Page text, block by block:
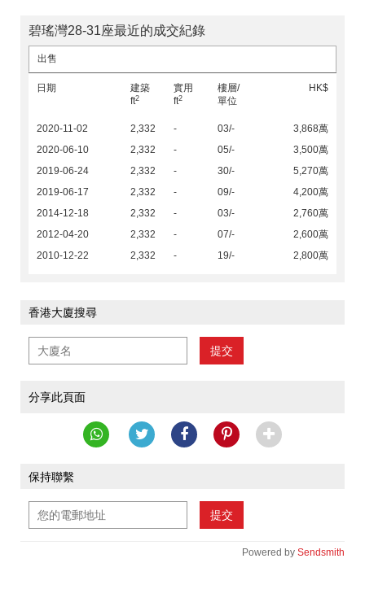
碧瑤灣28-31座最近的成交紀錄
出售
日期
建築
ft2
實用
ft2
樓層/
單位
HK$
2020-11-02 2,332 - 03/-
3,868萬
2020-06-10
2,332 - 05/-
3,500萬
2019-06-24
2,332 - 30/-
5,270萬
2019-06-17
2,332 - 09/-
4,200萬
2014-12-18
2,332 - 03/-
2,760萬
2012-04-20
2,332 - 07/-
2,600萬
2010-12-22
2,332 - 19/- 2,800萬
香港大廈搜尋
提交
分享此頁面
保持聯繫
提交
Powered by Sendsmith